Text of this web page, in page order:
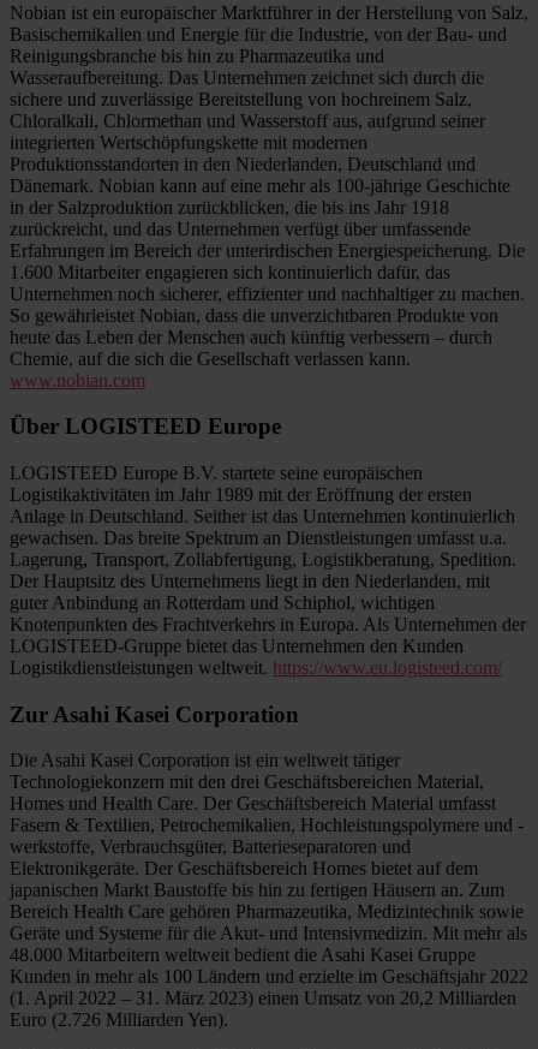
Nobian ist ein europäischer Marktführer in der Herstellung von Salz,
Basischemikalien und Energie für die Industrie, von der Bau- und
Reinigungsbranche bis hin zu Pharmazeutika und
Wasseraufbereitung. Das Unternehmen zeichnet sich durch die
sichere und zuverlässige Bereitstellung von hochreinem Salz,
Chloralkali, Chlormethan und Wasserstoff aus, aufgrund seiner
integrierten Wertschöpfungskette mit modernen
Produktionsstandorten in den Niederlanden, Deutschland und
Dänemark. Nobian kann auf eine mehr als 100-jährige Geschichte
in der Salzproduktion zurückblicken, die bis ins Jahr 1918
zurückreicht, und das Unternehmen verfügt über umfassende
Erfahrungen im Bereich der unterirdischen Energiespeicherung. Die
1.600 Mitarbeiter engagieren sich kontinuierlich dafür, das
Unternehmen noch sicherer, effizienter und nachhaltiger zu machen.
So gewährleistet Nobian, dass die unverzichtbaren Produkte von
heute das Leben der Menschen auch künftig verbessern – durch
Chemie, auf die sich die Gesellschaft verlassen kann.
www.nobian.com
Über LOGISTEED Europe
LOGISTEED Europe B.V. startete seine europäischen
Logistikaktivitäten im Jahr 1989 mit der Eröffnung der ersten
Anlage in Deutschland. Seither ist das Unternehmen kontinuierlich
gewachsen. Das breite Spektrum an Dienstleistungen umfasst u.a.
Lagerung, Transport, Zollabfertigung, Logistikberatung, Spedition.
Der Hauptsitz des Unternehmens liegt in den Niederlanden, mit
guter Anbindung an Rotterdam und Schiphol, wichtigen
Knotenpunkten des Frachtverkehrs in Europa. Als Unternehmen der
LOGISTEED-Gruppe bietet das Unternehmen den Kunden
Logistikdienstleistungen weltweit. https://www.eu.logisteed.com/
Zur Asahi Kasei Corporation
Die Asahi Kasei Corporation ist ein weltweit tätiger
Technologiekonzern mit den drei Geschäftsbereichen Material,
Homes und Health Care. Der Geschäftsbereich Material umfasst
Fasern & Textilien, Petrochemikalien, Hochleistungspolymere und -
werkstoffe, Verbrauchsgüter, Batterieseparatoren und
Elektronikgeräte. Der Geschäftsbereich Homes bietet auf dem
japanischen Markt Baustoffe bis hin zu fertigen Häusern an. Zum
Bereich Health Care gehören Pharmazeutika, Medizintechnik sowie
Geräte und Systeme für die Akut- und Intensivmedizin. Mit mehr als
48.000 Mitarbeitern weltweit bedient die Asahi Kasei Gruppe
Kunden in mehr als 100 Ländern und erzielte im Geschäftsjahr 2022
(1. April 2022 – 31. März 2023) einen Umsatz von 20,2 Milliarden
Euro (2.726 Milliarden Yen).